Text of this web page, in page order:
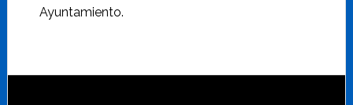
Ayuntamiento.